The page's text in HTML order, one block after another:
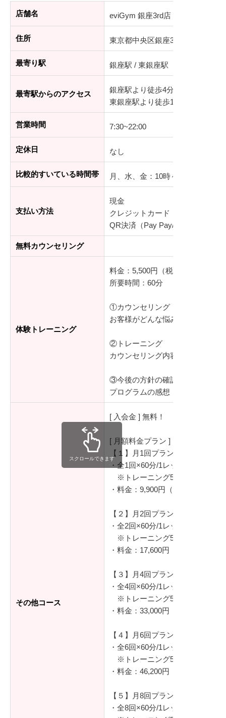
店舗名 eviGym 銀座3rd店
住所 東京都中央区銀座3-12-7原町ビル
最寄り駅 銀座駅 / 東銀座駅
最寄駅からのアクセス
銀座駅より徒歩4分
東銀座駅より徒歩1分
営業時間 7:30~22:00
定休日 なし
比較的すいている時間帯 月、水、金：10時～17時
支払い方法
現金
クレジットカード（VISA／
QR決済（Pay Pay/LINE Pay）
無料カウンセリング
体験トレーニング
料金：5,500円（税込）※公式サ
所要時間：60分
①カウンセリング
お客様がどんな悩みを持ってい
②トレーニング
カウンセリング内容に合わせた
③今後の方針の確認
プログラムの感想（不安な点や
その他コース
[ 入会金 ] 無料！
[ 月額料金プラン ]
【１】月1回プラン
・全1回×60分/1レッスン
※トレーニング50分/着替え等
・料金：9,900円（税込）
【２】月2回プラン
・全2回×60分/1レッスン
※トレーニング50分/着替え等
・料金：17,600円（税込）
【３】月4回プラン
・全4回×60分/1レッスン
※トレーニング50分/着替え等
・料金：33,000円（税込）
【４】月6回プラン
・全6回×60分/1レッスン
※トレーニング50分/着替え等
・料金：46,200円（税込）
【５】月8回プラン
・全8回×60分/1レッスン
スクロールできます